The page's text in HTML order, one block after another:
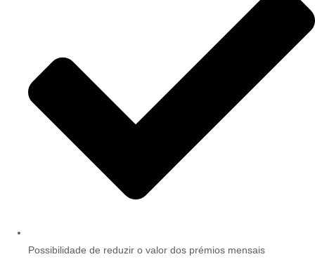
Possibilidade de reduzir o valor dos prémios mensais